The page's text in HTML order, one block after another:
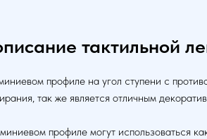
тактильной
профиле на угол ступени с
так же является отличным
профиле могут использоваться